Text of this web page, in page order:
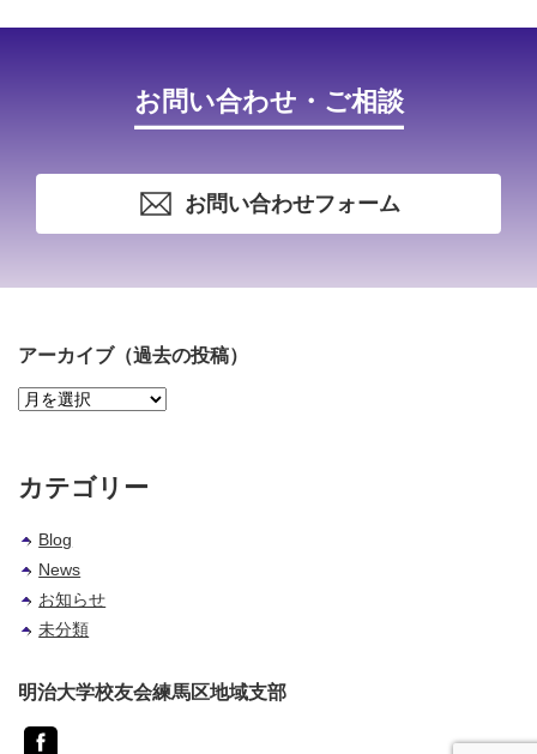
お問い合わせ・ご相談
お問い合わせフォーム
アーカイブ（過去の投稿）
ア
イ
ブ
去
の
投
稿）
カテゴリー
Blog
News
お知らせ
未分類
明治大学校友会練馬区地域支部